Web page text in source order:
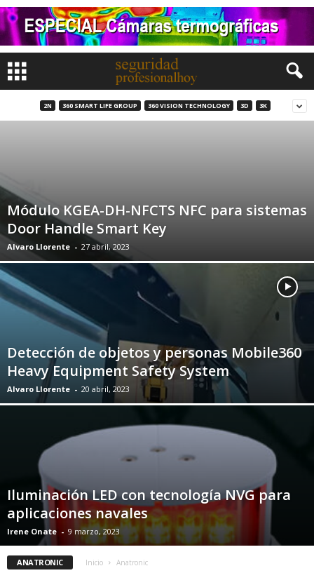
2N 360 SMART LIFE GROUP 360 VISION TECHNOLOGY 3D 3K
Módulo KGEA-DH-NFCTS NFC para sistemas
Door Handle Smart Key
Alvaro Llorente - 27 abril, 2023
Detección de objetos y personas Mobile360
Heavy Equipment Safety System
Alvaro Llorente - 20 abril, 2023
Iluminación LED con tecnología NVG para
aplicaciones navales
Irene Onate - 9 marzo, 2023
ANATRONIC Inicio Anatronic